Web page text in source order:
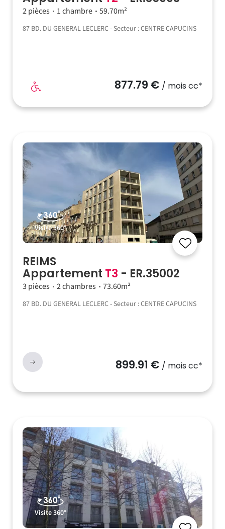
2 pièces 1 chambre 59.70m²
87 BD. DU GENERAL LECLERC - Secteur : CENTRE CAPUCINS
877.79 € / mois cc*
Visite 360°
REIMS
Appartement T3 - ER.35002
3 pièces 2 chambres 73.60m²
87 BD. DU GENERAL LECLERC - Secteur : CENTRE CAPUCINS
899.91 € / mois cc*
Visite 360°